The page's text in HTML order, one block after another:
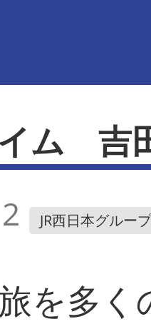
ム 吉
JR西日本グループ
を多く